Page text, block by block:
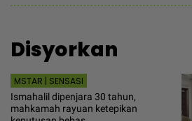
Disyorkan
MSTAR | SENSASI
Ismahalil dipenjara 30 tahun,
mahkamah rayuan ketepikan